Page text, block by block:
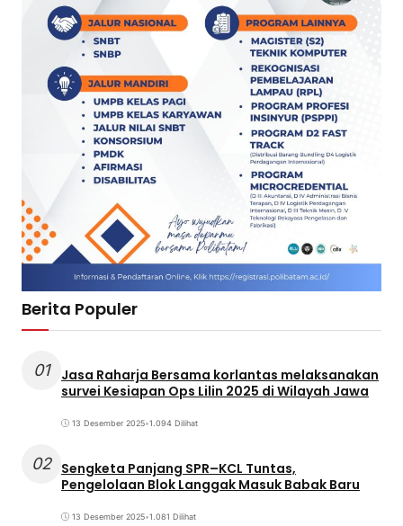
Berita Populer
01
Jasa Raharja Bersama korlantas melaksanakan
survei Kesiapan Ops Lilin 2025 di Wilayah Jawa
13 Desember 2025•1.094 Dilihat
02 Sengketa Panjang SPR–KCL Tuntas,
Pengelolaan Blok Langgak Masuk Babak Baru
13 Desember 2025•1.081 Dilihat